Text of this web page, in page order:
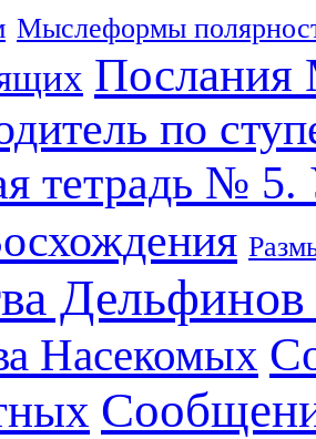
Мыслеформы
Послания
по
тетрадь №
Насекомых